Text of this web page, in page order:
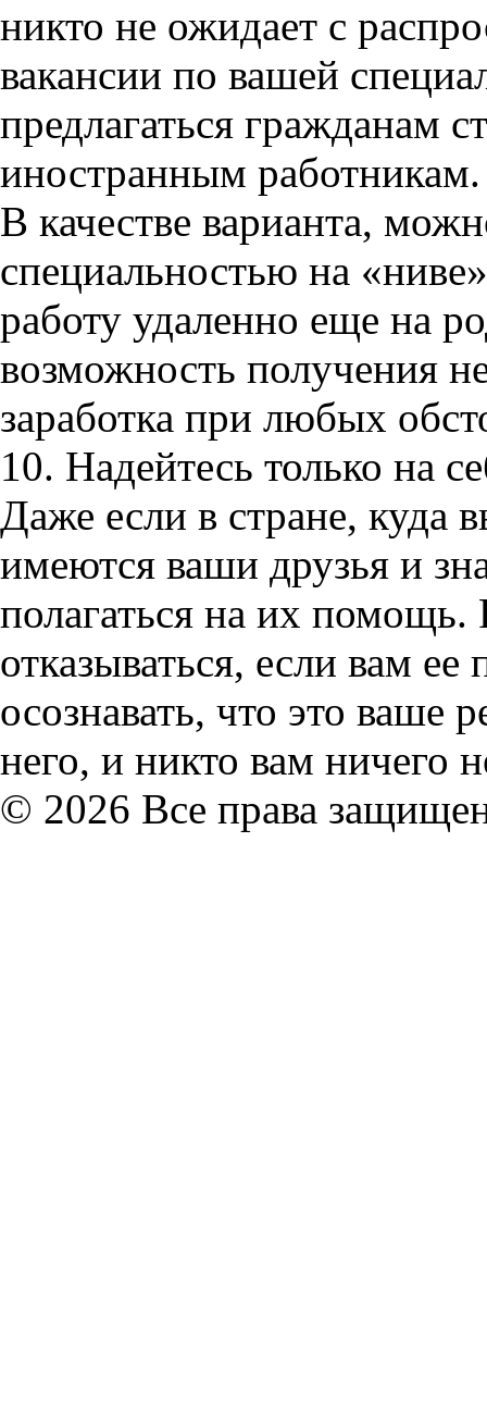
никто не ожидает с
вакансии по вашей
предлагаться гражданам
иностранным работникам.
В качестве варианта,
специальностью на
работу удаленно еще на
возможность получения
заработка при любых
10. Надейтесь только на
Даже если в стране, куда
имеются ваши друзья и
полагаться на их помощь.
отказываться, если вам
осознавать, что это ваше
него, и никто вам ничего
© 2026 Все права